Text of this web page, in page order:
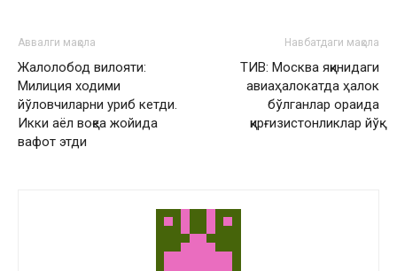
Аввалги мақола
Жалолобод вилояти:
Милиция ходими
йўловчиларни уриб кетди.
Икки аёл воқеа жойида
вафот этди
Навбатдаги мақола
ТИВ: Москва яқинидаги
авиаҳалокатда ҳалок
бўлганлар ораида
қирғизистонликлар йўқ